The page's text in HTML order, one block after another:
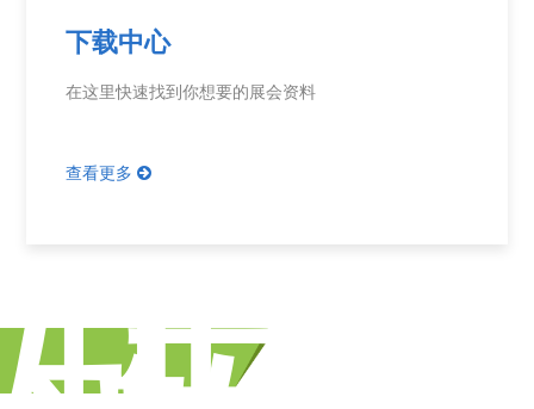
下载中心
在这里快速找到你想要的展会资料
查看更多